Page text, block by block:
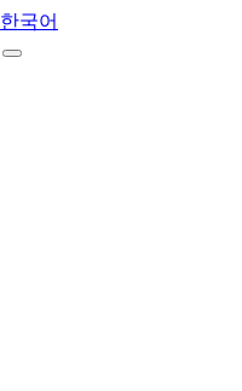
한국어